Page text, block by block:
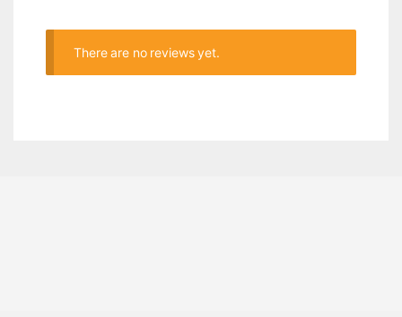
There are no reviews yet.